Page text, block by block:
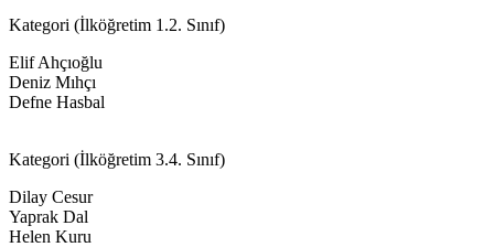
Kategori (İlköğretim 1.2. Sınıf)
Elif Ahçıoğlu
Deniz Mıhçı
Defne Hasbal
Kategori (İlköğretim 3.4. Sınıf)
Dilay Cesur
Yaprak Dal
Helen Kuru